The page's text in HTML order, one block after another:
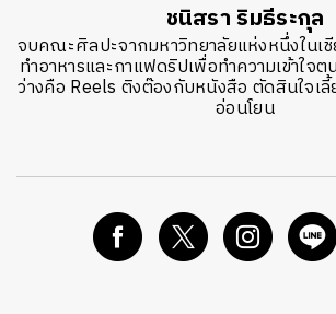
ชนิสรา ริมธีระกุล
จบคณะศิลปะจากมหาวิทยาลัยแห่งหนึ่งในเชี
ทำอาหารและกาแฟดริปเพื่อทำความเข้าใจ
ว่างคือ Reels ติงต๊องกับหนังสือ ตัดสินใจเ
อ่อนโยน